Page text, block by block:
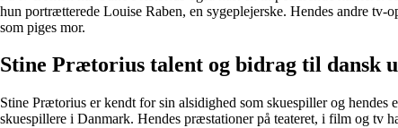
hun portrætterede Louise Raben, en sygeplejerske. Hendes andre
som piges mor.
Stine Prætorius talent og bidrag til dansk
Stine Prætorius er kendt for sin alsidighed som skuespiller og
skuespillere i Danmark. Hendes præstationer på teateret, i film og tv